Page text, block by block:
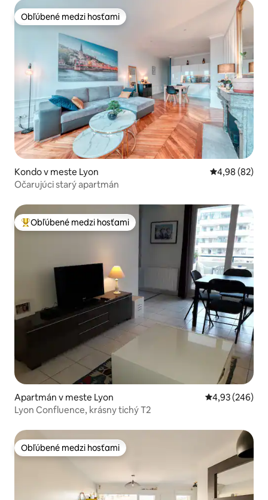
Obľúbené medzi hosťami
Obľúbené medzi hosťami
Kondo v meste Lyon Priemerné
4,98 (82)
Očarujúci starý apartmán
Najobľúbenejšie medzi hosťami
Obľúbené medzi hosťami
Apartmán v meste Lyon Priemerné
4,93 (246)
Lyon Confluence, krásny tichý T2
Obľúbené medzi hosťami
Obľúbené medzi hosťami